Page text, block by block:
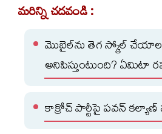
మరిన్ని చదవండి :
మొబైల్‌ను తెగ స్క్రోల్‌
అనిపిస్తుంటుంది? ఏమిటా
కాక్రోచ్ పార్టీపై పవన్ కల్యాణ్